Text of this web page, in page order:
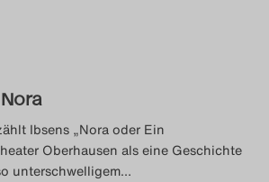
Ibsens „Nora oder Ein
Oberhausen als eine Geschichte
unterschwelligem…